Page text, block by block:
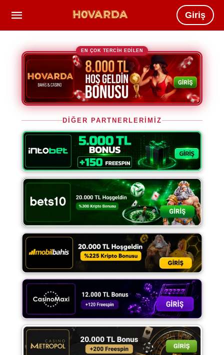
Giriş
EN ÇOK TERCİH EDİLEN
DİĞER PARTNERLERİMİZ